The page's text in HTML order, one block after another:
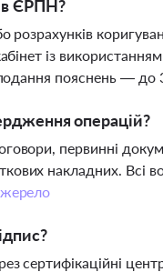
в ЄРПН?
розрахунків
із
пояснень — до
операцій?
первинні
накладних. Всі
сертифікаційні